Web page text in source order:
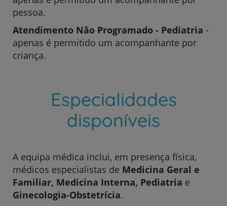
pessoa.
Atendimento Não Programado - Pediatria -
apenas é permitido um acompanhante por
criança.
Especialidades
disponíveis
A equipa médica inclui, em presença física,
médicos especialistas de Medicina Geral e
Familiar, Medicina Interna, Pediatria e
Ginecologia-Obstetrícia.